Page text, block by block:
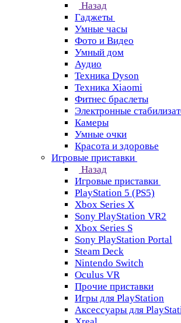
Назад
Гаджеты
Умные часы
Фото и Видео
Умный дом
Аудио
Техника Dyson
Техника Xiaomi
Фитнес браслеты
Электронные
Камеры
Умные очки
Красота и здоровье
Игровые приставки
Назад
Игровые приставки
PlayStation 5 (PS5)
Xbox Series X
Sony PlayStation VR2
Xbox Series S
Sony PlayStation Portal
Steam Deck
Nintendo Switch
Oculus VR
Прочие приставки
Игры для PlayStation
Аксессуары для